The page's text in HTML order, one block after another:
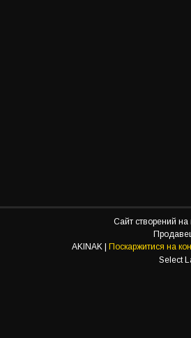
Сайт створений на
Поскаржитися на
Select